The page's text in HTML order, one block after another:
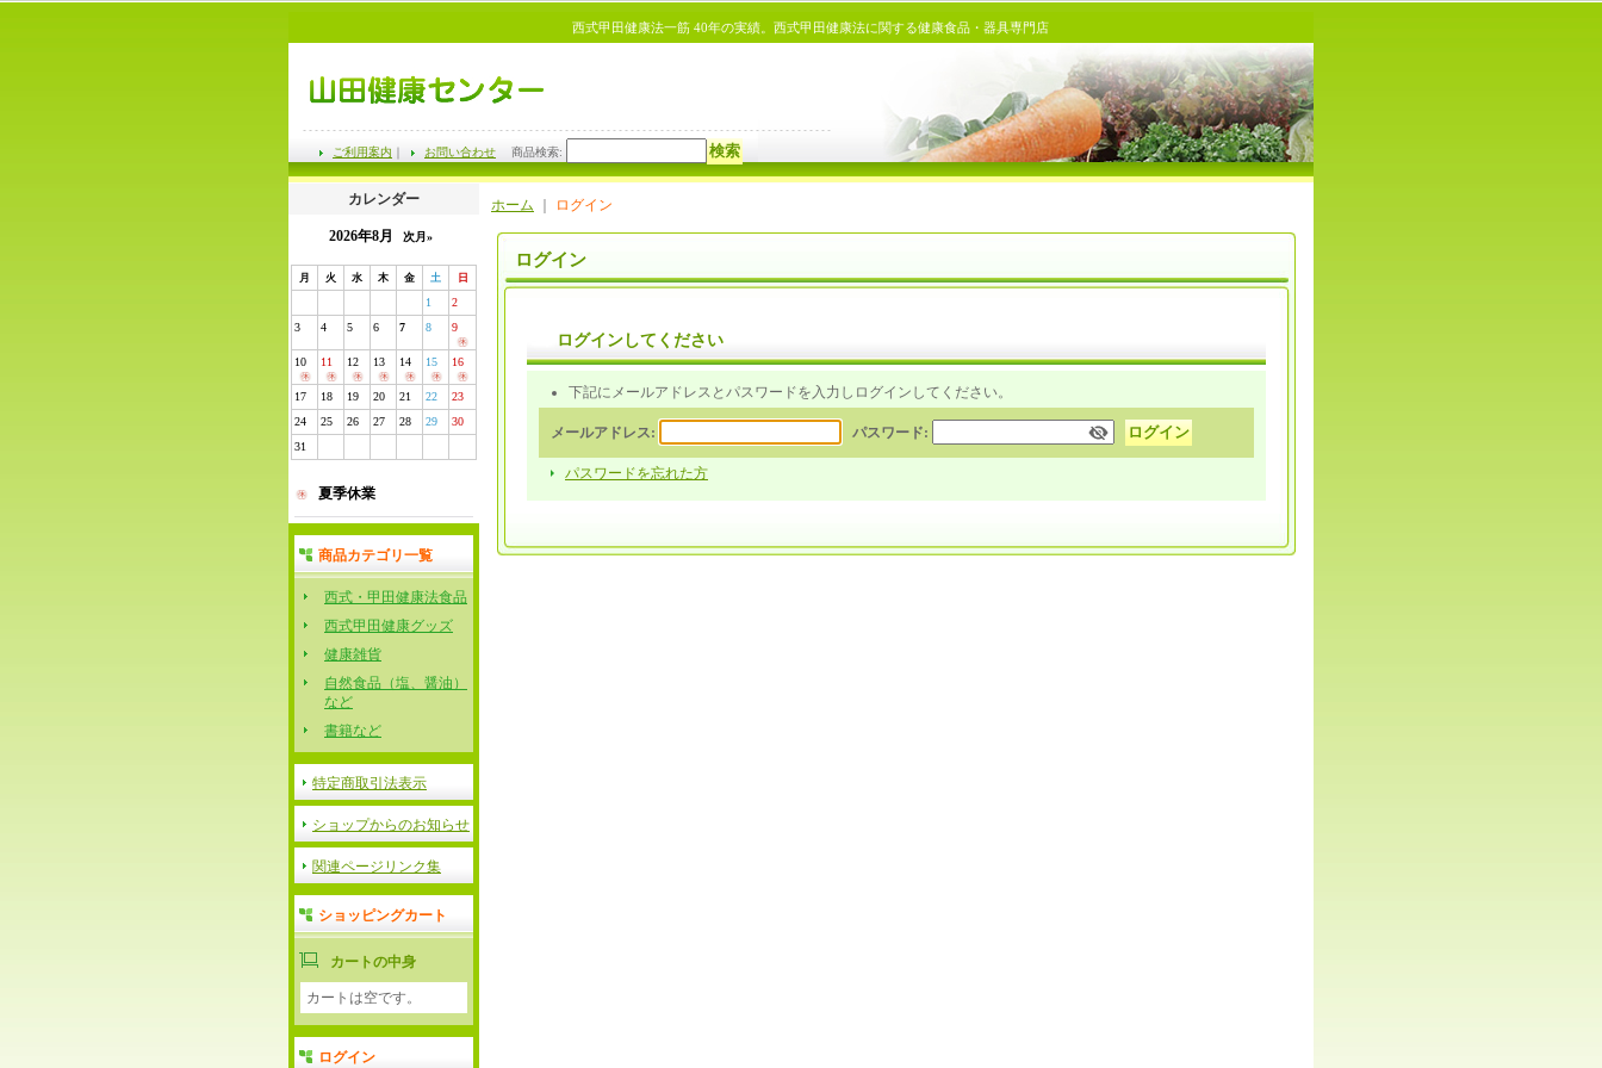
西式甲田健康法一筋 40年の実績。西式甲田健康法に関する健康食品・器具専門店
ご利用案内 ｜ お問い合わせ 商品検索:
カレンダー
2026年8月 次月»
月 火 水 木 金 土 日
1
2
3
4 5 6 7 8 9
10 11 12 13 14 15 16
17 18 19 20 21 22
23
24
25 26 27 28 29
30
31
夏季休業
商品カテゴリ一覧
西式・甲田健康法食品
西式甲田健康グッズ
健康雑貨
自然食品（塩、醤油）
など
書籍など
特定商取引法表示
ショップからのお知らせ
関連ページリンク集
ショッピングカート
カートの中身
カートは空です。
ログイン
ホーム ログイン
ログイン
ログインしてください
下記にメールアドレスとパスワードを入力しログインしてください。
メールアドレス: パスワード:
パスワードを忘れた方